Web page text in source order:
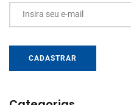
Insira seu e-mail
CADASTRAR